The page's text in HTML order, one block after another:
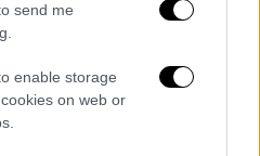
send me
enable storage
on web or
Νοημοσύνηςκαι
Βρετανικής
να ενισχύσει τα
της αστυνομίας
χρηστών.